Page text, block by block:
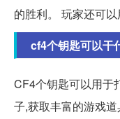
的胜利。 玩家还可以
cf4个钥匙可以干
CF4个钥匙可以用于
子,获取丰富的游戏